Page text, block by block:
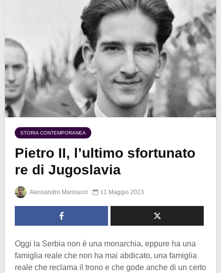
STORIA CONTEMPORANEA
Pietro II, l’ultimo sfortunato
re di Jugoslavia
Alessandro Marinucci 11 Maggio 2023
Oggi la Serbia non è una monarchia, eppure ha una
famiglia reale che non ha mai abdicato, una famiglia
reale che reclama il trono e che gode anche di un certo